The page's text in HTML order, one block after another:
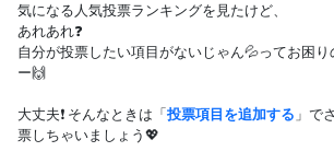
気になる人気投票ランキングを見たけど、
あれあれ❓
自分が投票したい項目がないじゃん💦ってお困
ー🙌
大丈夫❗ そんなときは「投票項目を追加する 」で
票しちゃいましょう💖